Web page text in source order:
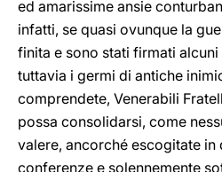
ed amarissime ansie
infatti, se quasi ovunque la
finita e sono stati firmati
tuttavia i germi di antiche
comprendete, Venerabili
possa consolidarsi, come
valere, ancorché escogitate in
conferenze e solennemente